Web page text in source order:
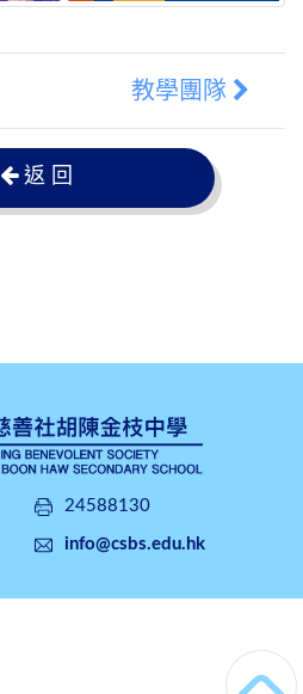
教學團隊
返 回
24588130
info@csbs.edu.hk